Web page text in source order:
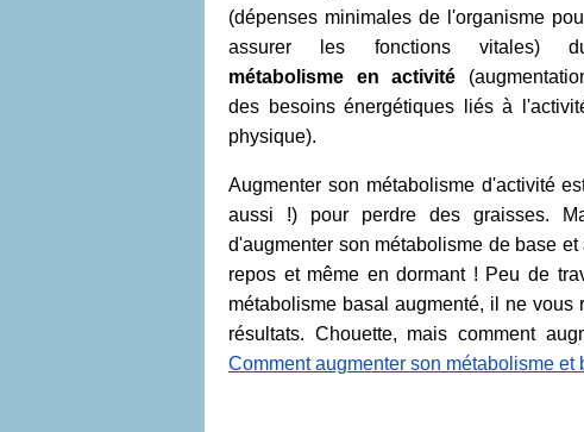
(dépenses minimales de l'organisme
assurer les fonctions vitales)
métabolisme en activité
des besoins énergétiques liés à
physique).
Augmenter son métabolisme d'activité
aussi !) pour perdre des graisses.
d'augmenter son métabolisme de base
repos et même en dormant ! Peu de
métabolisme basal augmenté, il ne
résultats. Chouette, mais comment
Comment augmenter son métabolisme et